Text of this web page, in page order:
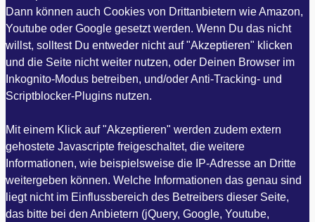
Dann können auch Cookies von Drittanbietern wie Amazon,
Youtube oder Google gesetzt werden. Wenn Du das nicht
willst, solltest Du entweder nicht auf "Akzeptieren" klicken
und die Seite nicht weiter nutzen, oder Deinen Browser im
Inkognito-Modus betreiben, und/oder Anti-Tracking- und
Scriptblocker-Plugins nutzen.
Mit einem Klick auf "Akzeptieren" werden zudem extern
gehostete Javascripte freigeschaltet, die weitere
Informationen, wie beispielsweise die IP-Adresse an Dritte
weitergeben können. Welche Informationen das genau sind
liegt nicht im Einflussbereich des Betreibers dieser Seite,
das bitte bei den Anbietern (jQuery, Google, Youtube,